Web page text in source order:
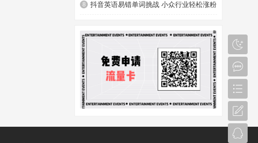
8 抖音英语易错单词挑战 小众行业轻松涨粉